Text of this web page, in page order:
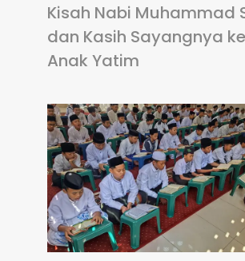
Kisah Nabi Muhammad
dan Kasih Sayangnya
Anak Yatim